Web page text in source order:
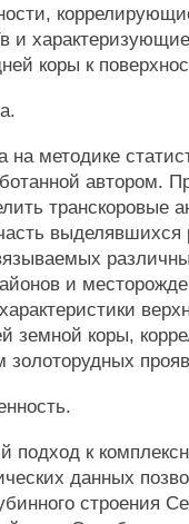
и
коры к
на методике
автором.
выделявшихся
и
земной коры,
золоторудных
подход к
данных
строения